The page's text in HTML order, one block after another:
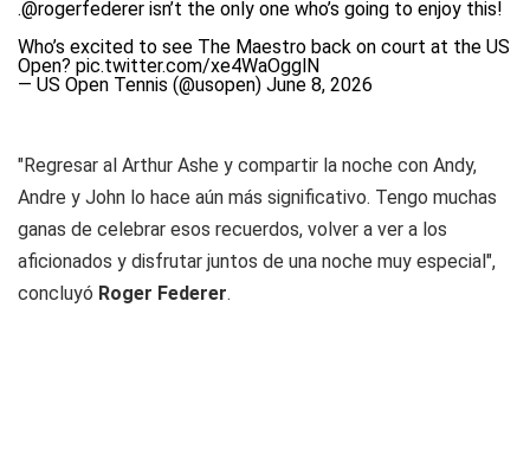
.@rogerfederer isn’t the only one who’s going to enjoy this!
Who’s excited to see The Maestro back on court at the US
Open? pic.twitter.com/xe4WaOgglN
— US Open Tennis (@usopen) June 8, 2026
"Regresar al Arthur Ashe y compartir la noche con Andy,
Andre y John lo hace aún más significativo. Tengo muchas
ganas de celebrar esos recuerdos, volver a ver a los
aficionados y disfrutar juntos de una noche muy especial",
concluyó Roger Federer.